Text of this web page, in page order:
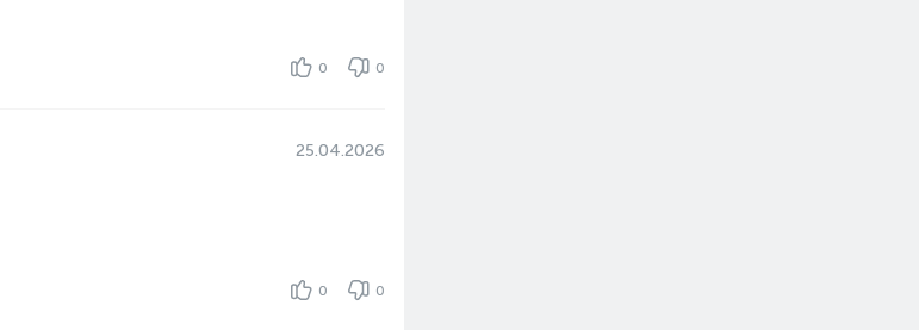
0 0
25.04.2026
0 0